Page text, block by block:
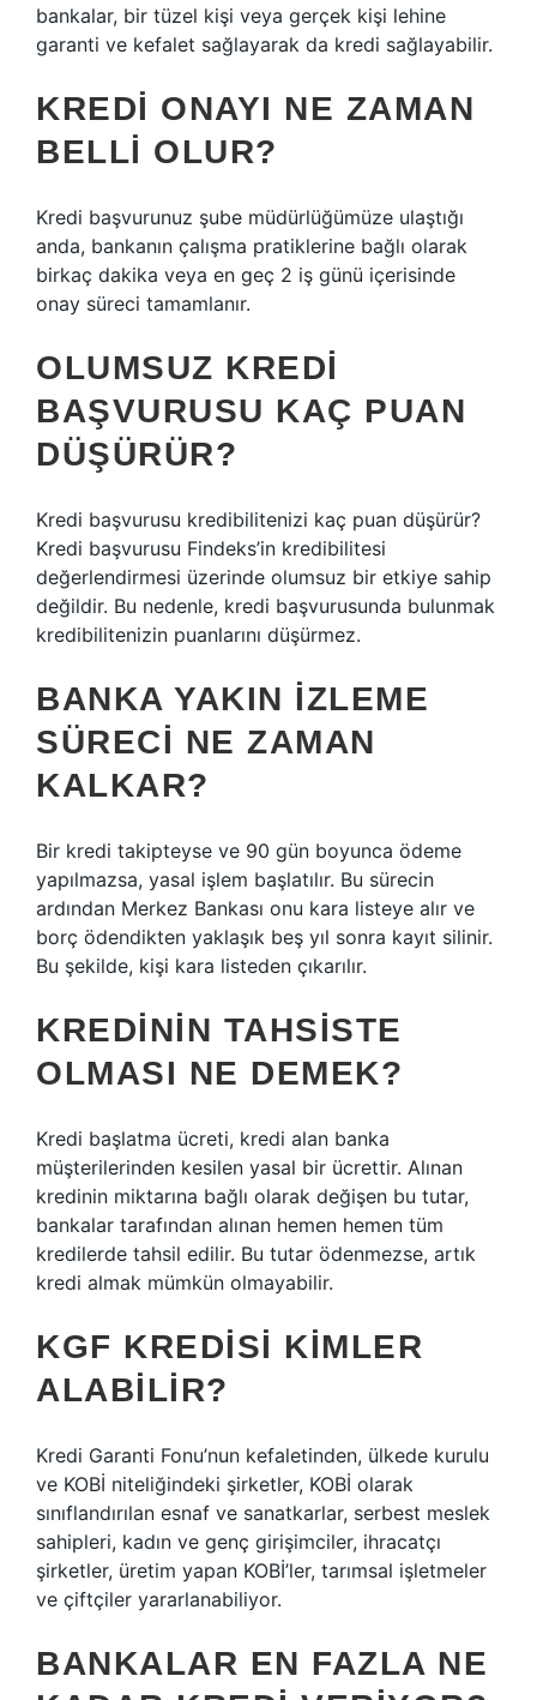
bankalar, bir tüzel kişi veya gerçek kişi lehine
garanti ve kefalet sağlayarak da kredi sağlayabilir.
KREDI ONAYI NE ZAMAN
BELLI OLUR?
Kredi başvurunuz şube müdürlüğümüze ulaştığı
anda, bankanın çalışma pratiklerine bağlı olarak
birkaç dakika veya en geç 2 iş günü içerisinde
onay süreci tamamlanır.
OLUMSUZ KREDI
BAŞVURUSU KAÇ PUAN
DÜŞÜRÜR?
Kredi başvurusu kredibilitenizi kaç puan düşürür?
Kredi başvurusu Findeks’in kredibilitesi
değerlendirmesi üzerinde olumsuz bir etkiye sahip
değildir. Bu nedenle, kredi başvurusunda bulunmak
kredibilitenizin puanlarını düşürmez.
BANKA YAKIN IZLEME
SÜRECI NE ZAMAN
KALKAR?
Bir kredi takipteyse ve 90 gün boyunca ödeme
yapılmazsa, yasal işlem başlatılır. Bu sürecin
ardından Merkez Bankası onu kara listeye alır ve
borç ödendikten yaklaşık beş yıl sonra kayıt silinir.
Bu şekilde, kişi kara listeden çıkarılır.
KREDININ TAHSISTE
OLMASI NE DEMEK?
Kredi başlatma ücreti, kredi alan banka
müşterilerinden kesilen yasal bir ücrettir. Alınan
kredinin miktarına bağlı olarak değişen bu tutar,
bankalar tarafından alınan hemen hemen tüm
kredilerde tahsil edilir. Bu tutar ödenmezse, artık
kredi almak mümkün olmayabilir.
KGF KREDISI KIMLER
ALABILIR?
Kredi Garanti Fonu’nun kefaletinden, ülkede kurulu
ve KOBİ niteliğindeki şirketler, KOBİ olarak
sınıflandırılan esnaf ve sanatkarlar, serbest meslek
sahipleri, kadın ve genç girişimciler, ihracatçı
şirketler, üretim yapan KOBİ’ler, tarımsal işletmeler
ve çiftçiler yararlanabiliyor.
BANKALAR EN FAZLA NE